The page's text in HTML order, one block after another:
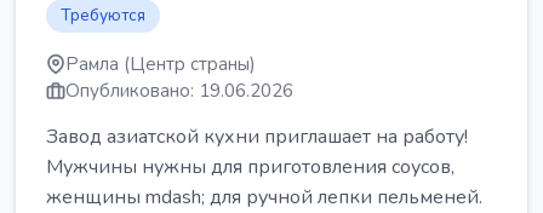
Требуются
Рамла (Центр страны)
Опубликовано: 19.06.2026
Завод азиатской кухни приглашает на работу!
Мужчины нужны для приготовления соусов,
женщины mdash; для ручной лепки пельменей.